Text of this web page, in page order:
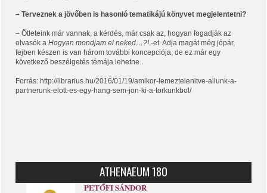
– Terveznek a jövőben is hasonló tematikájú könyvet megjelentetni?
– Ötleteink már vannak, a kérdés, már csak az, hogyan fogadják az
olvasók a Hogyan mondjam el neked…?! -et. Adja magát még jópár,
fejben készen is van három további koncepciója, de ez már egy
következő beszélgetés témája lehetne.
Forrás: http://librarius.hu/2016/01/19/amikor-lemeztelenitve-allunk-a-
partnerunk-elott-es-egy-hang-sem-jon-ki-a-torkunkbol/
ATHENAEUM 180
PETŐFI SÁNDOR